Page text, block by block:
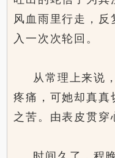
风血雨里行走，反
入一次次轮回。
从常理上来说
疼痛，可她却真真
之苦。由表皮贯穿